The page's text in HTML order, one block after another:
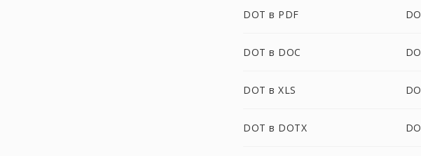
DOT в PDF
DOT в DOC
DOT в XLS
DOT в DOTX